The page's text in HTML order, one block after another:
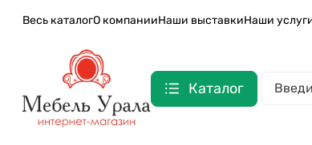
Весь каталогО компанииНаши выставкиНаши
Каталог